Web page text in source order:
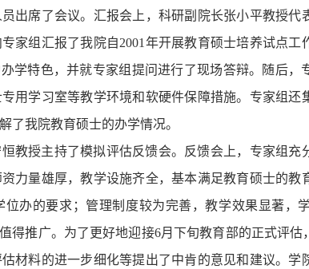
出席了会议。汇报会上，科研副院长张小平教授代
家组汇报了我院自2001 年开展教育硕士培养试点工
学特色，并就专家组提问进行了现场答辩。随后，
用学习室等教学环境和软硬件保障措施。专家组还
了我院教育硕士的办学情况。
教授主持了模拟评估反馈会。反馈会上，专家组充
力量雄厚，教学设施齐全，基本满足教育硕士的教
办的要求；管理制度较为完善，教学效果显著，
得推广。为了更好地迎接6月下旬教育部的正式评估
材料的进一步细化等提出了中肯的意见和建议。学